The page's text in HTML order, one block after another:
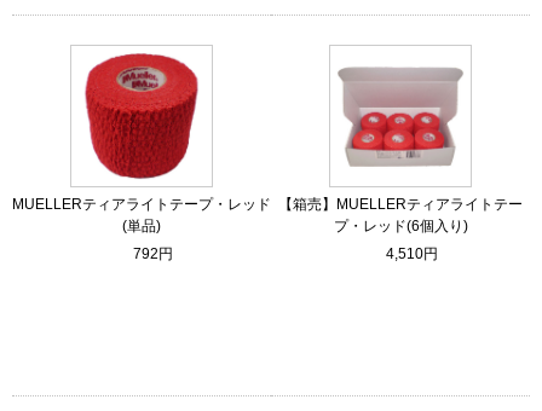
MUELLERティアライトテープ・レッド
(単品)
792円
【箱売】MUELLERティアライトテー
プ・レッド(6個入り)
4,510円